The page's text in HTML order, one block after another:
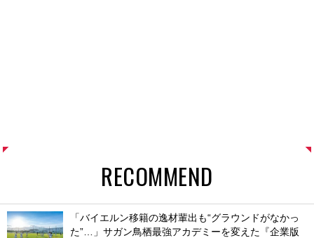
RECOMMEND
「バイエルン移籍の逸材輩出も“グラウンドがなかっ
た”…」サガン鳥栖最強アカデミーを変えた『企業版